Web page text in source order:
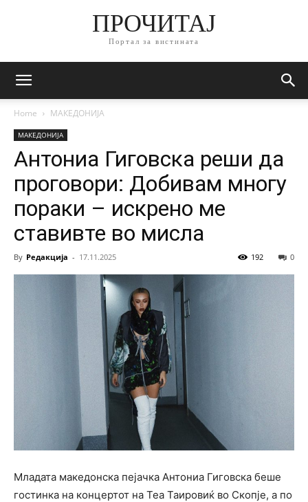
ПРОЧИТАЈ
Портал за вистината
Home МАКЕДОНИЈА
МАКЕДОНИЈА
Антониа Гиговска реши да
проговори: Добивам многу
пораки – искрено ме
ставивте во мисла
By Редакција - 17.11.2025 0
192
Младата македонска пејачка Антониа Гиговска беше
гостинка на концертот на Теа Таировиќ во Скопје, а по